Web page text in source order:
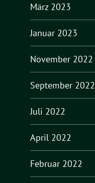
März 2023
Januar 2023
November 2022
September 2022
Juli 2022
April 2022
Februar 2022